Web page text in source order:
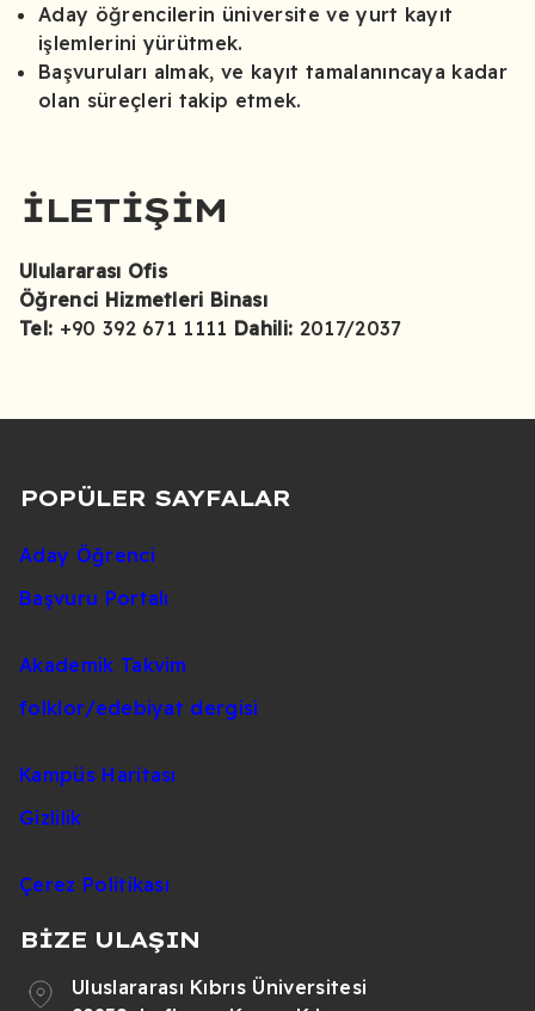
Aday öğrencilerin üniversite ve yurt kayıt
işlemlerini yürütmek.
Başvuruları almak, ve kayıt tamalanıncaya kadar
olan süreçleri takip etmek.
İLETIŞIM
Ululararası Ofis
Öğrenci Hizmetleri Binası
Tel: +90 392 671 1111 Dahili: 2017/2037
POPÜLER SAYFALAR
Aday Öğrenci
Başvuru Portalı
Akademik Takvim
folklor/edebiyat dergisi
Kampüs Haritası
Gizlilik
Çerez Politikası
BİZE ULAŞIN
Uluslararası Kıbrıs Üniversitesi